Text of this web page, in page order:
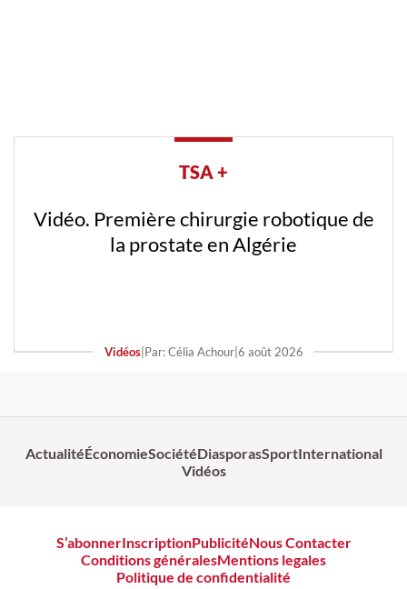
TSA +
Vidéo. Première chirurgie robotique de
la prostate en Algérie
Vidéos| Par: Célia Achour| 6 août 2026
ActualitéÉconomieSociétéDiasporasSportInternational
Vidéos
S’abonnerInscriptionPublicitéNous Contacter
Conditions généralesMentions legales
Politique de confidentialité